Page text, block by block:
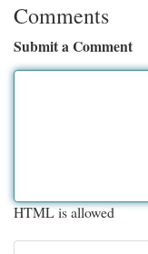
Comments
Submit a Comment
HTML is allowed